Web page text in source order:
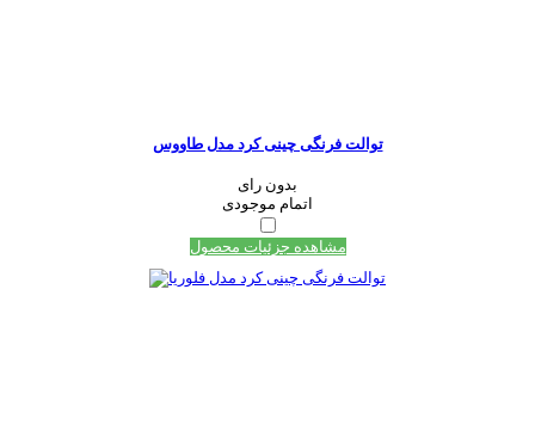
توالت فرنگی چینی کرد مدل طاووس
بدون رای
اتمام موجودی
مشاهده جزئیات محصول